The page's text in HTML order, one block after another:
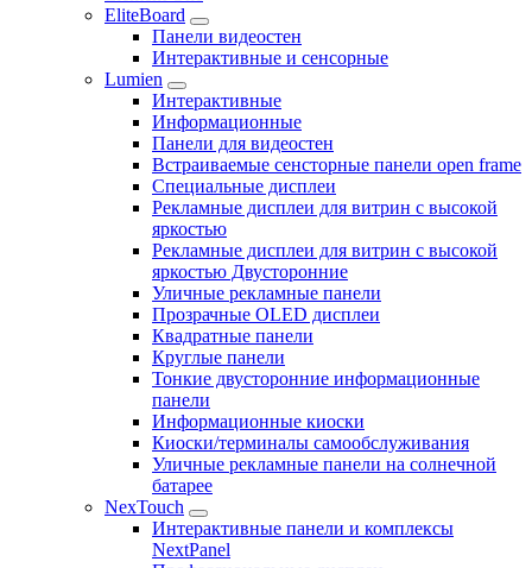
EliteBoard
Панели видеостен
Интерактивные и сенсорные
Lumien
Интерактивные
Информационные
Панели для видеостен
Встраиваемые сенсторные панели open frame
Специальные дисплеи
Рекламные дисплеи для витрин с высокой
яркостью
Рекламные дисплеи для витрин с высокой
яркостью Двусторонние
Уличные рекламные панели
Прозрачные OLED дисплеи
Квадратные панели
Круглые панели
Тонкие двусторонние информационные
панели
Информационные киоски
Киоски/терминалы самообслуживания
Уличные рекламные панели на солнечной
батарее
NexTouch
Интерактивные панели и комплексы
NextPanel